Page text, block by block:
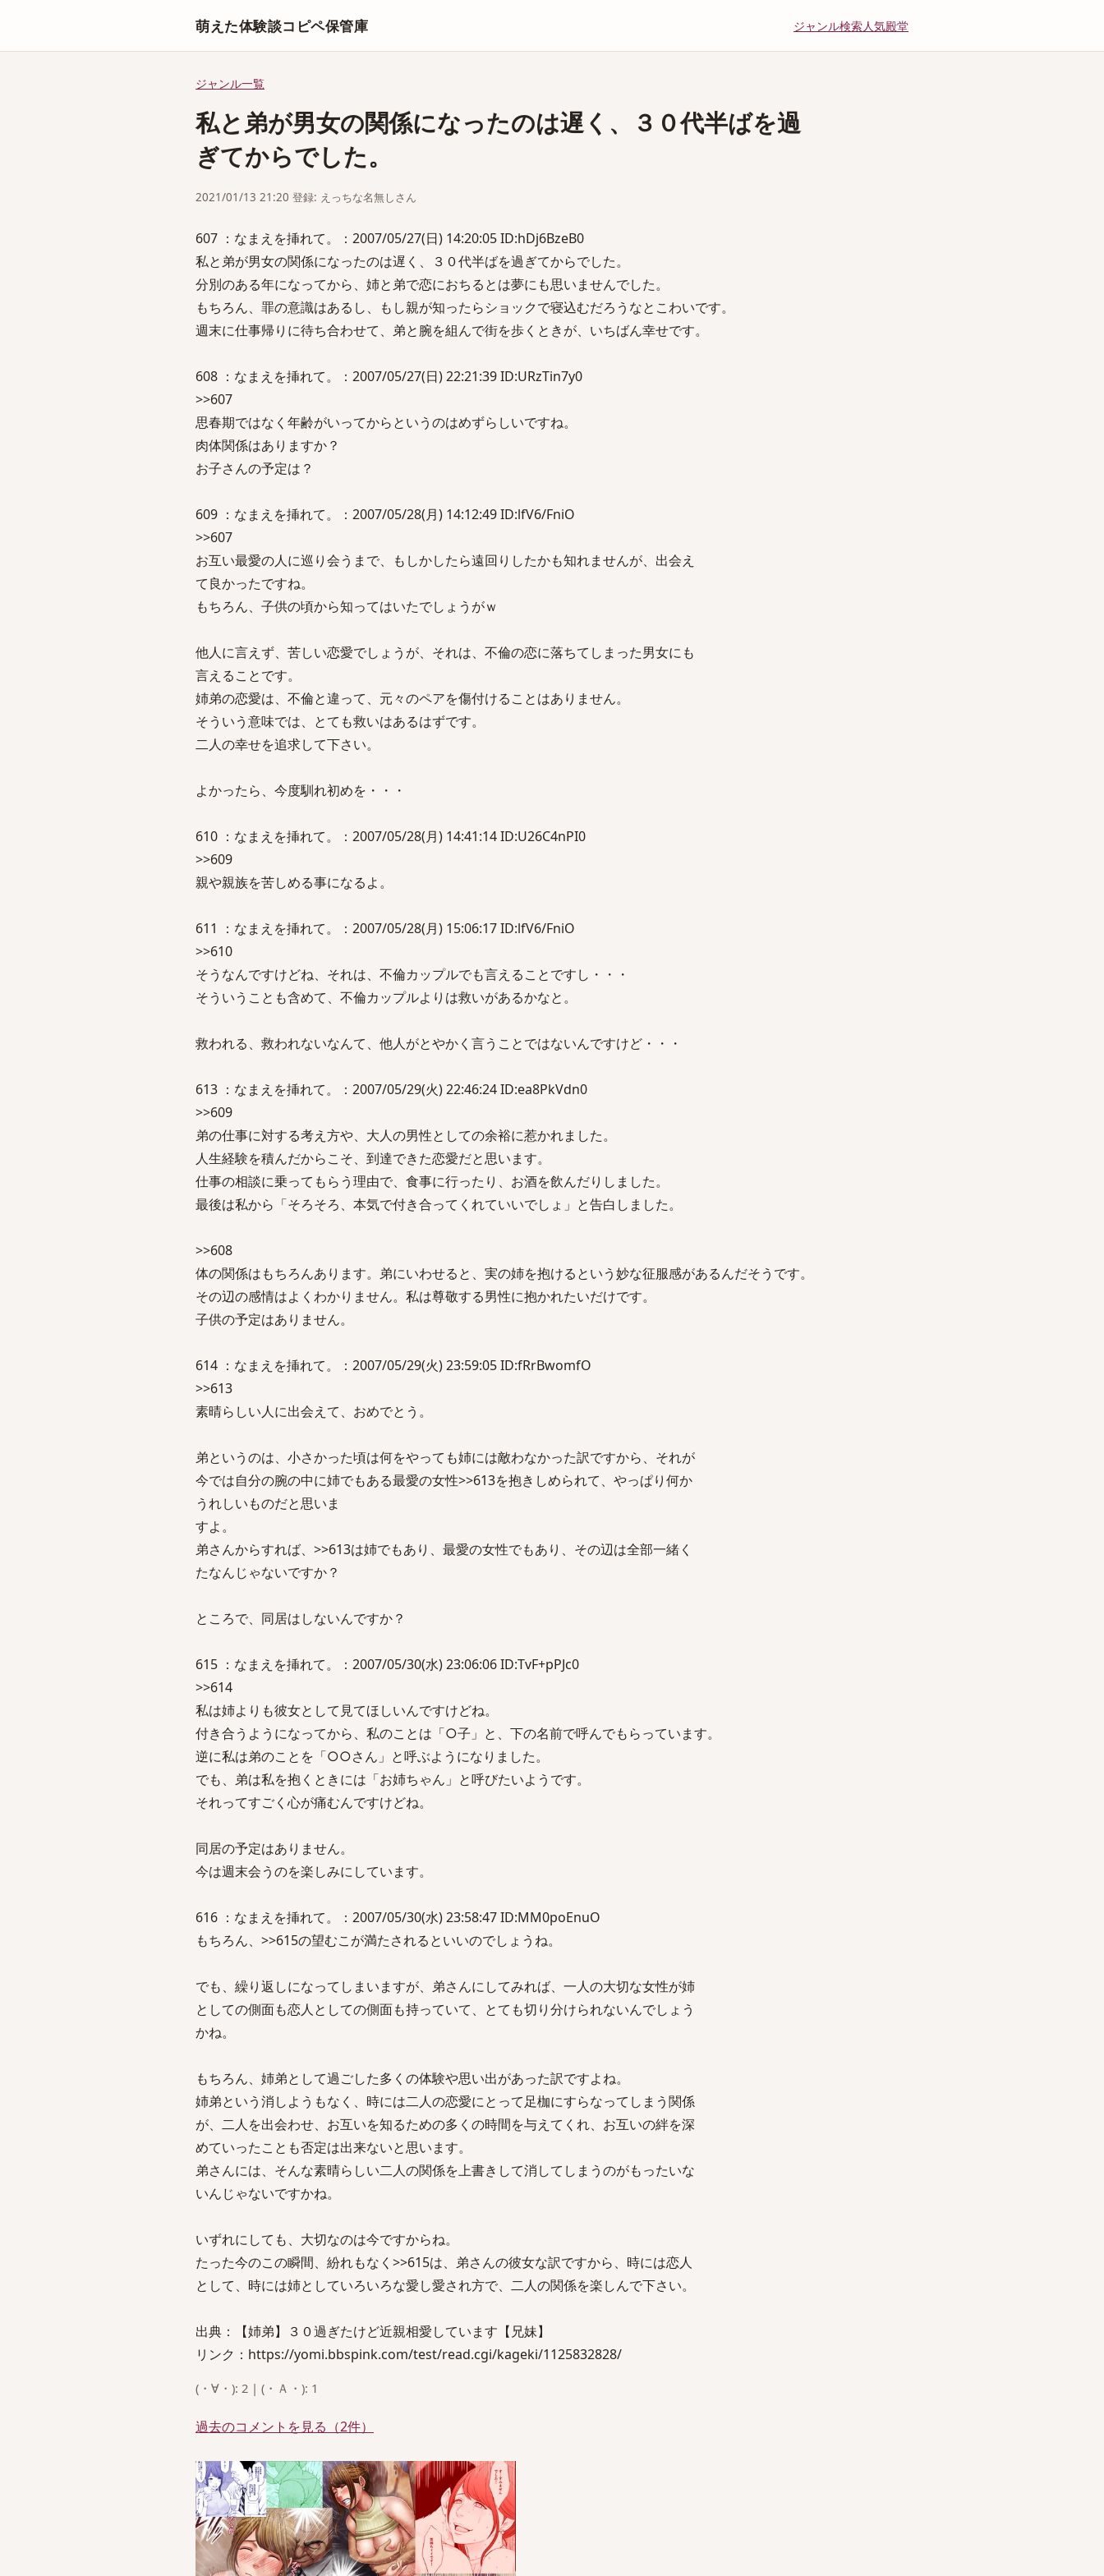
萌えた体験談コピペ保管庫 ジャンル検索人気殿堂
ジャンル一覧
私と弟が男女の関係になったのは遅く、３０代半ばを過
ぎてからでした。
2021/01/13 21:20 登録: えっちな名無しさん
607 ：なまえを挿れて。：2007/05/27(日) 14:20:05 ID:hDj6BzeB0
私と弟が男女の関係になったのは遅く、３０代半ばを過ぎてからでした。
分別のある年になってから、姉と弟で恋におちるとは夢にも思いませんでした。
もちろん、罪の意識はあるし、もし親が知ったらショックで寝込むだろうなとこわいです。
週末に仕事帰りに待ち合わせて、弟と腕を組んで街を歩くときが、いちばん幸せです。
608 ：なまえを挿れて。：2007/05/27(日) 22:21:39 ID:URzTin7y0
>>607
思春期ではなく年齢がいってからというのはめずらしいですね。
肉体関係はありますか？
お子さんの予定は？
609 ：なまえを挿れて。：2007/05/28(月) 14:12:49 ID:lfV6/FniO
>>607
お互い最愛の人に巡り会うまで、もしかしたら遠回りしたかも知れませんが、出会え
て良かったですね。
もちろん、子供の頃から知ってはいたでしょうがｗ
他人に言えず、苦しい恋愛でしょうが、それは、不倫の恋に落ちてしまった男女にも
言えることです。
姉弟の恋愛は、不倫と違って、元々のペアを傷付けることはありません。
そういう意味では、とても救いはあるはずです。
二人の幸せを追求して下さい。
よかったら、今度馴れ初めを・・・
610 ：なまえを挿れて。：2007/05/28(月) 14:41:14 ID:U26C4nPI0
>>609
親や親族を苦しめる事になるよ。
611 ：なまえを挿れて。：2007/05/28(月) 15:06:17 ID:lfV6/FniO
>>610
そうなんですけどね、それは、不倫カップルでも言えることですし・・・
そういうことも含めて、不倫カップルよりは救いがあるかなと。
救われる、救われないなんて、他人がとやかく言うことではないんですけど・・・
613 ：なまえを挿れて。：2007/05/29(火) 22:46:24 ID:ea8PkVdn0
>>609
弟の仕事に対する考え方や、大人の男性としての余裕に惹かれました。
人生経験を積んだからこそ、到達できた恋愛だと思います。
仕事の相談に乗ってもらう理由で、食事に行ったり、お酒を飲んだりしました。
最後は私から「そろそろ、本気で付き合ってくれていいでしょ」と告白しました。
>>608
体の関係はもちろんあります。弟にいわせると、実の姉を抱けるという妙な征服感があるんだそうです。
その辺の感情はよくわかりません。私は尊敬する男性に抱かれたいだけです。
子供の予定はありません。
614 ：なまえを挿れて。：2007/05/29(火) 23:59:05 ID:fRrBwomfO
>>613
素晴らしい人に出会えて、おめでとう。
弟というのは、小さかった頃は何をやっても姉には敵わなかった訳ですから、それが
今では自分の腕の中に姉でもある最愛の女性>>613を抱きしめられて、やっぱり何か
うれしいものだと思いま
すよ。
弟さんからすれば、>>613は姉でもあり、最愛の女性でもあり、その辺は全部一緒く
たなんじゃないですか？
ところで、同居はしないんですか？
615 ：なまえを挿れて。：2007/05/30(水) 23:06:06 ID:TvF+pPJc0
>>614
私は姉よりも彼女として見てほしいんですけどね。
付き合うようになってから、私のことは「○子」と、下の名前で呼んでもらっています。
逆に私は弟のことを「○○さん」と呼ぶようになりました。
でも、弟は私を抱くときには「お姉ちゃん」と呼びたいようです。
それってすごく心が痛むんですけどね。
同居の予定はありません。
今は週末会うのを楽しみにしています。
616 ：なまえを挿れて。：2007/05/30(水) 23:58:47 ID:MM0poEnuO
もちろん、>>615の望むこが満たされるといいのでしょうね。
でも、繰り返しになってしまいますが、弟さんにしてみれば、一人の大切な女性が姉
としての側面も恋人としての側面も持っていて、とても切り分けられないんでしょう
かね。
もちろん、姉弟として過ごした多くの体験や思い出があった訳ですよね。
姉弟という消しようもなく、時には二人の恋愛にとって足枷にすらなってしまう関係
が、二人を出会わせ、お互いを知るための多くの時間を与えてくれ、お互いの絆を深
めていったことも否定は出来ないと思います。
弟さんには、そんな素晴らしい二人の関係を上書きして消してしまうのがもったいな
いんじゃないですかね。
いずれにしても、大切なのは今ですからね。
たった今のこの瞬間、紛れもなく>>615は、弟さんの彼女な訳ですから、時には恋人
として、時には姉としていろいろな愛し愛され方で、二人の関係を楽しんで下さい。
出典：【姉弟】３０過ぎたけど近親相愛しています【兄妹】
リンク：https://yomi.bbspink.com/test/read.cgi/kageki/1125832828/
(・∀・): 2 | (・Ａ・): 1
過去のコメントを見る（2件）